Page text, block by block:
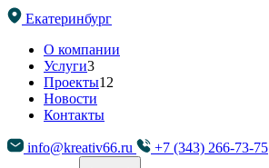
Екатеринбург
О компании
Услуги3
Проекты12
Новости
Контакты
info@kreativ66.ru +7 (343) 266-73-75